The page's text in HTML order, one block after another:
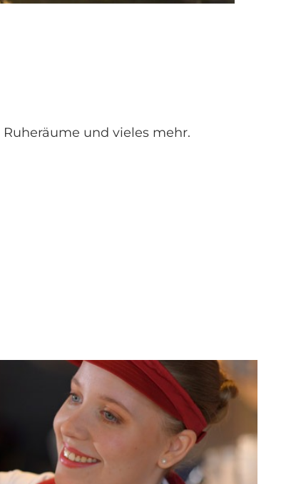
und vieles mehr.